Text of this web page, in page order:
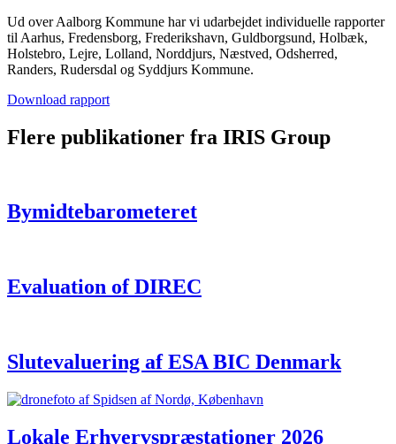
Ud over Aalborg Kommune har vi udarbejdet individuelle rapporter
til Aarhus, Fredensborg, Frederikshavn, Guldborgsund, Holbæk,
Holstebro, Lejre, Lolland, Norddjurs, Næstved, Odsherred,
Randers, Rudersdal og Syddjurs Kommune.
Download rapport
Flere publikationer fra IRIS Group
Bymidtebarometeret
Evaluation of DIREC
Slutevaluering af ESA BIC Denmark
Lokale Erhvervspræstationer 2026